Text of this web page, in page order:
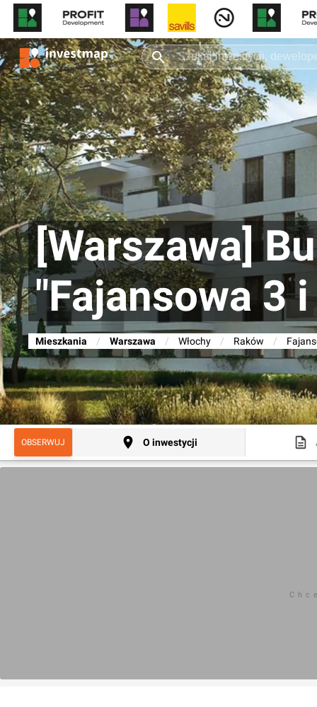
[Warszawa]
"Fajansowa 3
Mieszkania / Warszawa / Włochy / Raków /
OBSERWUJ O inwestycji